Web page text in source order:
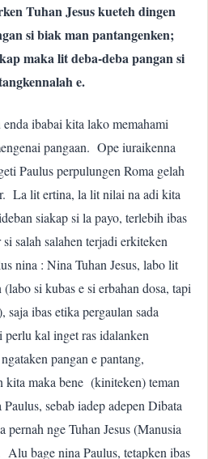
Tuhan Jesus kueteh dingen
si biak man pantangenken;
maka lit deba-deba pangan si
e.
ibabai kita lako memahami
pangaan. Ope iuraikenna
Paulus perpulungen Roma gelah
La lit ertina, la lit nilai na adi kita
siakap si la payo, terlebih ibas
salah salahen terjadi erkiteken
nina : Nina Tuhan Jesus, labo lit
si kubas e si erbahan dosa, tapi
saja ibas etika pergaulan sada
kal inget ras idalanken
pangan e pantang,
maka bene (kiniteken) teman
sebab iadep adepen Dibata
pernah nge Tuhan Jesus (Manusia
bage nina Paulus, tetapken ibas